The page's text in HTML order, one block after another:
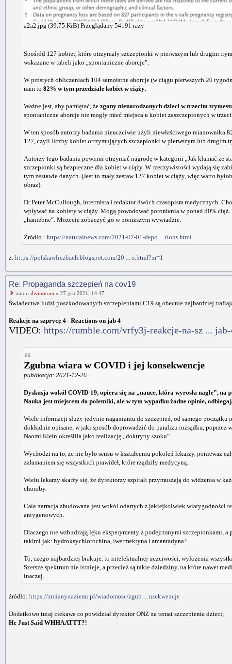
a2a2.jpg (39.75 KiB) Przeglądany 54191 razy
Spośród 127 kobiet, które otrzymały szczepionki w pierwszym lub drugim
wskazane w tabeli jako „spontaniczne aborcje”.
W prostych obliczeniach 104 samoistne aborcje (w ciągu pierwszych 20
nam to 82% w tym przedziale kobiet w ciąży
Ważne jest, aby pamiętać, że zgony nienarodzonych dzieci w trzecim
spontaniczne aborcje nie mogły mieć miejsca u kobiet zaszczepionych w
W ten sposób autorzy badania nieuczciwie użyli niewłaściwego
127, czyli liczby kobiet otrzymujących szczepionki w pierwszym lub drugim
Autorzy tego badania powinni otrzymać nagrodę w kategorii „Jak kłamać ze
szczepionki są bezpieczne dla kobiet w ciąży. W rzeczywistości wydają się
tym zestawie danych. (Jest to mały zestaw 127 kobiet w ciąży, więc warto
obraz).
Dr Peter McCullough, intermista i redaktor dwóch czasopism medycznych.
wpływać na kobiety w ciąży. Mogą powodować poronienia w ponad 80%
„haniebne”. Możecie zobaczyć go w poniższym wywiadzie.
Źródło : https://naturalnews.com/2021-07-01-depo ... tions.html
z: https://polskawliczbach.blogspot.com/20 ... o.html?m=1
Re: Propaganda szczepień na cov19
autor: divinorum » 27 gru 2021, 14:47
Świadectwa ludzi poszkodowanych szczepieniami C19 są obecnie najbardziej
Reakcje na szprycę 4 - Reactions on jab 4
VIDEO: https://rumble.com/vrfy3j-reakcje-na-sz ...
Zgubna wiara w COVID i jej konsekwencje
publikacja: 2021-12-26
Dyskusja wokół COVID-19, opiera się na „nauce, która wyrosła nagle”,
Nauka jest miejscem do polemiki, ale w tym wypadku żadne opinie,
Wiele informacji służy jedynie naganianiu do szczepień, od samego
dokładnie opisane, w jaki sposób doprowadzić do paraliżu rozsądku,
Naomi Klein określiła jako realizację „doktryny szoku”.
Wychodzi na to, że nie było sensu w kształceniu pokoleń lekarzy, ponieważ
załamaniem się wszystkich prawideł, które rządziły medycyną.
Wielu lekarzy skarży się, że dyrektorzy szpitali przymuszają do widzenia w
choroby.
Cała narracja zbudowana jest wokół odartych z jakiejkolwiek wiarygodności
antygenowych.
Dlaczego nie wzbudzają lęku eksperymenty z podejrzanymi szczepionkami,
takimi jak: hydroksychlorochina, iwermektyna i amantadyna?
To, czego najbardziej brakuje, to intelektualnej uczciwości, wyłożenia
Szersze spektrum nie istnieje, a przecież są takie dziedziny, na które nawet
inaczej.
źródło: https://zmianynaziemi.pl/wiadomosc/zgub ... nsekwencje
Dodatkowo tutaj ciekawe co powidział dyrektor ONZ na temat szczepienia dzieci;
He Just Said WHHAATTT?!